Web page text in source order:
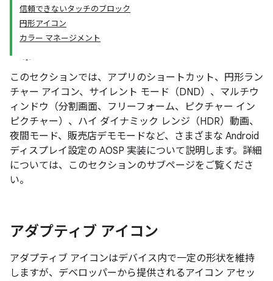
信頼できないタッチのブロック
円形アイコン
カラー マネージメント
このセクションでは、アプリのショートカット、円形ラン
チャー アイコン、サイレント モード（DND）、マルチウ
ィンドウ（分割画面、フリーフォーム、ピクチャー イン
ピクチャー）、ハイ ダイナミック レンジ（HDR）動画、
夜間モード、販売店デモモードなど、さまざまな Android
ディスプレイ設定の AOSP 実装について説明します。詳細
については、このセクションのサブページをご覧くださ
い。
アダプティブ アイコン
アダプティブ アイコンはデバイス内で一定の形状を維持
しますが、デベロッパーから提供されるアイコン アセッ